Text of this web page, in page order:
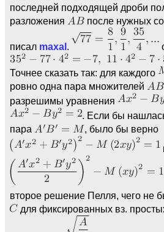
последней подходящей дроби
разложения
после нужных
писал maxal
Точнее сказать так: для каждого
ровно одна пара множителей
разрешимы уравнения
. Если бы
пара
, было бы верно
второе решение Пелля, чего не
для фиксированных вз.